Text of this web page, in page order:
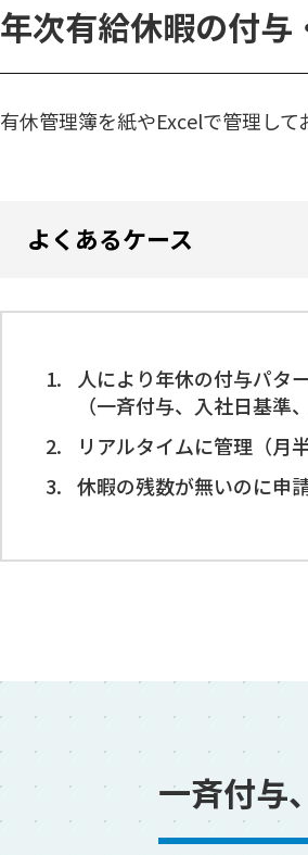
年次有給休暇の付与
有休管理簿を紙やExcelで管理して
よくあるケース
人により年休の付与パタ
（一斉付与、入社日基準
リアルタイムに管理（月
休暇の残数が無いのに申
一斉付与